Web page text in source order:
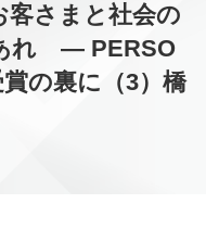
客さまと社会の
れ ― PERSO
の裏に（3）橋